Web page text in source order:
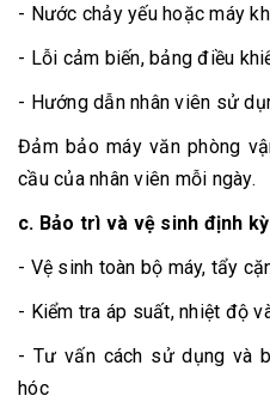
- Nước chảy yếu hoặc máy
- Lỗi cảm biến, bảng điều
- Hướng dẫn nhân viên sử
Đảm bảo máy văn phòng
cầu của nhân viên mỗi ngày.
c. Bảo trì và vệ sinh định kỳ
- Vệ sinh toàn bộ máy, tẩy
- Kiểm tra áp suất, nhiệt độ
- Tư vấn cách sử dụng và
hóc